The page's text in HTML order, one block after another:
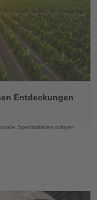
Entdeckungen
Spezialitäten prägen